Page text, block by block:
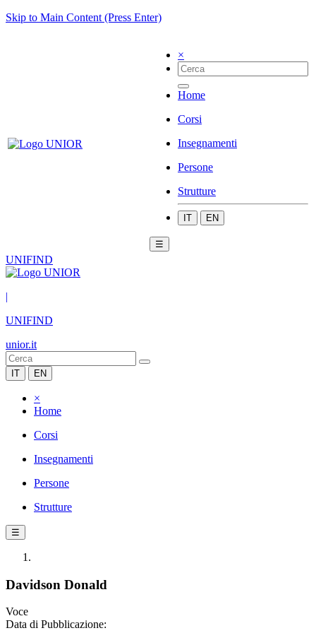
Skip to Main Content (Press Enter)
×
Home
Corsi
Insegnamenti
Persone
Strutture
IT EN
☰
UNIFIND
|
UNIFIND
unior.it
IT EN
×
Home
Corsi
Insegnamenti
Persone
Strutture
☰
Davidson Donald
Voce
Data di Pubblicazione: